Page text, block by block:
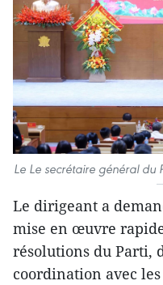
Le Le secrétaire général du
Le dirigeant a
mise en œuvre
résolutions du Parti,
coordination avec